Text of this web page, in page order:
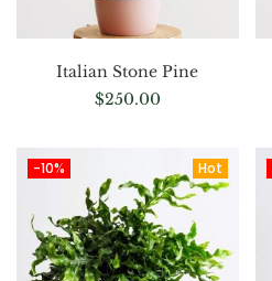
Italian Stone Pine
$250.00
Hot
-10%